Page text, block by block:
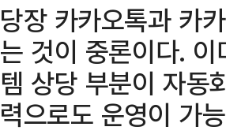
당장 카카오톡과 카
는 것이 중론이다.
템 상당 부분이 자동
력으로도 운영이 가